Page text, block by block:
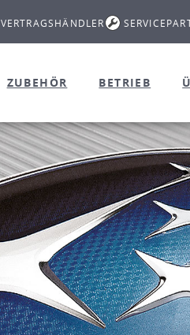
VERTRAGSHÄNDLER
ZUBEHÖR BETRIEB